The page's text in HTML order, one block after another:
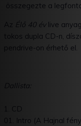
összegezte a
Az Élő 40 évlive
tokos dupla CD-n,
pendrive-on érhető el.
Dallista:
1. CD
01. Intro (A Hajnal